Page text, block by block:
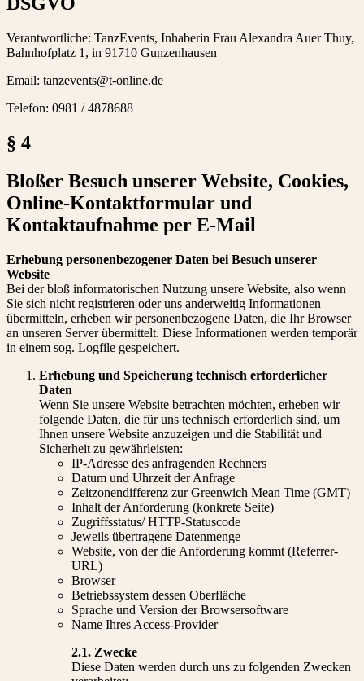
Verantwortliche: TanzEvents, Inhaberin Frau Alexandra Auer Thuy,
Bahnhofplatz 1, in 91710 Gunzenhausen
Email: tanzevents@t-online.de
Telefon: 0981 / 4878688
§ 4
Bloßer Besuch unserer Website, Cookies,
Online-Kontaktformular und
Kontaktaufnahme per E-Mail
Erhebung personenbezogener Daten bei Besuch unserer
Website
Bei der bloß informatorischen Nutzung unsere Website, also wenn
Sie sich nicht registrieren oder uns anderweitig Informationen
übermitteln, erheben wir personenbezogene Daten, die Ihr Browser
an unseren Server übermittelt. Diese Informationen werden temporär
in einem sog. Logfile gespeichert.
Erhebung und Speicherung technisch erforderlicher
Daten
Wenn Sie unsere Website betrachten möchten, erheben wir
folgende Daten, die für uns technisch erforderlich sind, um
Ihnen unsere Website anzuzeigen und die Stabilität und
Sicherheit zu gewährleisten:
IP-Adresse des anfragenden Rechners
Datum und Uhrzeit der Anfrage
Zeitzonendifferenz zur Greenwich Mean Time (GMT)
Inhalt der Anforderung (konkrete Seite)
Zugriffsstatus/ HTTP-Statuscode
Jeweils übertragene Datenmenge
Website, von der die Anforderung kommt (Referrer-
URL)
Browser
Betriebssystem dessen Oberfläche
Sprache und Version der Browsersoftware
Name Ihres Access-Provider
2.1. Zwecke
Diese Daten werden durch uns zu folgenden Zwecken